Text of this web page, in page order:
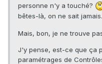
personne n'y a touché?
bêtes-là, on ne sait
Mais, bon, je ne trouve
J'y pense, est-ce que ça
paramétrages de